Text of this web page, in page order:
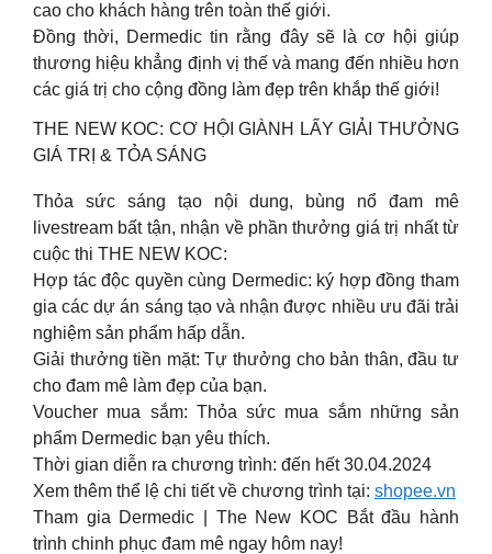
cao cho khách hàng trên toàn thế giới.
Đồng thời, Dermedic tin rằng đây sẽ là cơ hội giúp
thương hiệu khẳng định vị thế và mang đến nhiều hơn
các giá trị cho cộng đồng làm đẹp trên khắp thế giới!
THE NEW KOC: CƠ HỘI GIÀNH LẤY GIẢI THƯỞNG
GIÁ TRỊ & TỎA SÁNG
Thỏa sức sáng tạo nội dung, bùng nổ đam mê
livestream bất tận, nhận về phần thưởng giá trị nhất từ
cuộc thi THE NEW KOC:
Hợp tác độc quyền cùng Dermedic: ký hợp đồng tham
gia các dự án sáng tạo và nhận được nhiều ưu đãi trải
nghiệm sản phẩm hấp dẫn.
Giải thưởng tiền mặt: Tự thưởng cho bản thân, đầu tư
cho đam mê làm đẹp của bạn.
Voucher mua sắm: Thỏa sức mua sắm những sản
phẩm Dermedic bạn yêu thích.
Thời gian diễn ra chương trình: đến hết 30.04.2024
Xem thêm thể lệ chi tiết về chương trình tại: shopee.vn
Tham gia Dermedic | The New KOC Bắt đầu hành
trình chinh phục đam mê ngay hôm nay!